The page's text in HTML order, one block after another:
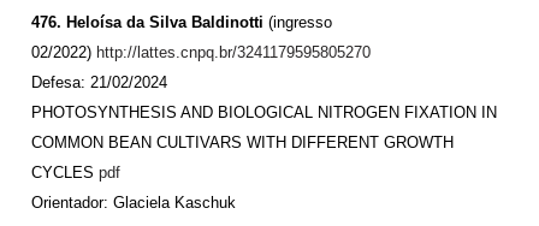
476. Heloísa da Silva Baldinotti (ingresso
02/2022) http://lattes.cnpq.br/3241179595805270
Defesa: 21/02/2024
PHOTOSYNTHESIS AND BIOLOGICAL NITROGEN FIXATION IN
COMMON BEAN CULTIVARS WITH DIFFERENT GROWTH
CYCLES pdf
Orientador: Glaciela Kaschuk